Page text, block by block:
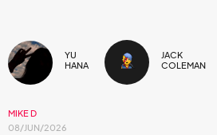
YU
HANA
JACK
COLEMAN
MIKE D
08/JUN/2026